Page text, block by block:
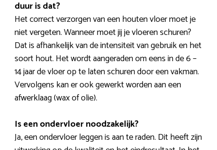
duur is dat?
Het correct verzorgen van een houten vloer moet je
niet vergeten. Wanneer moet jij je vloeren schuren?
Dat is afhankelijk van de intensiteit van gebruik en het
soort hout. Het wordt aangeraden om eens in de 6 –
14 jaar de vloer op te laten schuren door een vakman.
Vervolgens kan er ook gewerkt worden aan een
afwerklaag (wax of olie).
Is een ondervloer noodzakelijk?
Ja, een ondervloer leggen is aan te raden. Dit heeft zijn